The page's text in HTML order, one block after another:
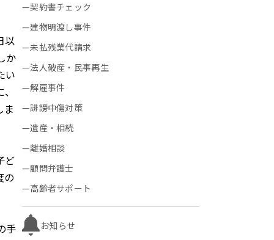
以
か
い
ま
ど
の
手
契約書チェック
建物明渡し事件
未払残業代請求
法人破産・民事再生
解雇事件
誹謗中傷対策
遺産・相続
離婚相談
顧問弁護士
高齢者サポート
お知らせ